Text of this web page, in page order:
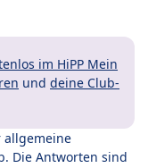
im HiPP Mein
und deine Club-
allgemeine
Die Antworten sind